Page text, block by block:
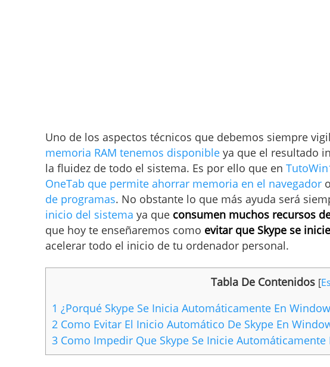
Uno de los aspectos técnicos que debemos siempre
memoria RAM tenemos disponible ya que el resultado
la fluidez de todo el sistema. Es por ello que en
OneTab que permite ahorrar memoria en el navegador
de programas. No obstante lo que más ayuda será
inicio del sistema ya que consumen muchos recursos
que hoy te enseñaremos como evitar que Skype se
acelerar todo el inicio de tu ordenador personal.
Tabla De Contenidos [
1 ¿Porqué Skype Se Inicia Automáticamente En
2 Como Evitar El Inicio Automático De Skype En
3 Como Impedir Que Skype Se Inicie